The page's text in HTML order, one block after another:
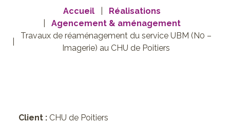
Accueil
Réalisations
Agencement & aménagement
Travaux de réaménagement du service UBM (N0 –
Imagerie) au CHU de Poitiers
Client : CHU de Poitiers